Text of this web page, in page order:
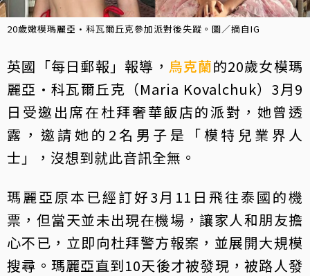
20歲嫩模瑪麗亞·科瓦爾丘克參加派對後失蹤。圖／摘自IG
英國「每日郵報」報導， 烏克蘭的20歲女模瑪
麗亞·科瓦爾丘克（Maria Kovalchuk）3月9
日受邀出席在杜拜奢華飯店的派對，她曾透
露，邀請她的2名男子是「模特兒業界人
士」，沒想到就此音訊全無。
瑪麗亞原本已經訂好3月11日飛往泰國的機
票，但當天並未出現在機場，讓家人和朋友擔
心不已，立即向杜拜警方報案，並展開大規模
搜尋。瑪麗亞直到10天後才被發現，被路人發